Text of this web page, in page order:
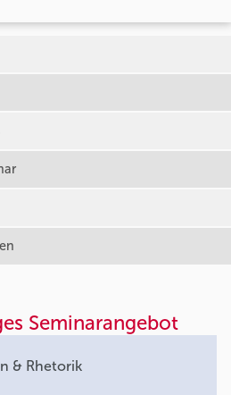
Seminarangebot
& Rhetorik